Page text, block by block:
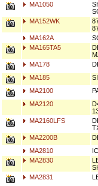
MA1050
MA152WK
MA162A
MA165TA5
MA178
MA185
MA2100
MA2120
MA2160LFS
MA2200B
MA2810
MA2830
MA2831